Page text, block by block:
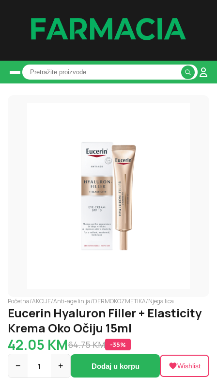
Početna/AKCIJE/Anti-age linija/DERMOKOZMETIKA/Njega lica
Eucerin Hyaluron Filler + Elasticity
Krema Oko Očiju 15ml
42.05 KM64.75KM -35%
− 1 + Dodaj u korpu Wishlist